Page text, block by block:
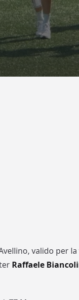
valido per
Raffaele